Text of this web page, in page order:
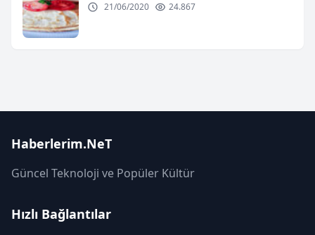
21/06/2020 24.867
Haberlerim.NeT
Güncel Teknoloji ve Popüler Kültür
Hızlı Bağlantılar